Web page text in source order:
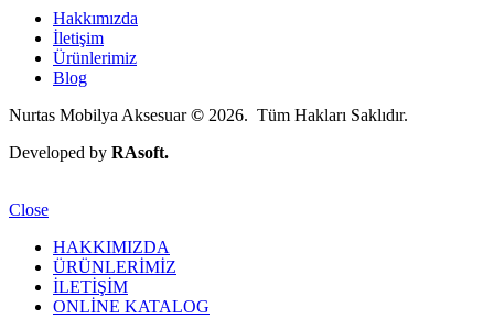
Hakkımızda
İletişim
Ürünlerimiz
Blog
Nurtas Mobilya Aksesuar© 2026. Tüm Hakları Saklıdır.
Developed by RAsoft.
Close
HAKKIMIZDA
ÜRÜNLERİMİZ
İLETİŞİM
ONLİNE KATALOG